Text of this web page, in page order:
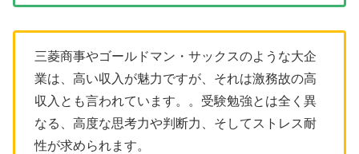
三菱商事やゴールドマン・サックスのような大企
業は、高い収入が魅力ですが、それは激務故の高
収入とも言われています。。受験勉強とは全く異
なる、高度な思考力や判断力、そしてストレス耐
性が求められます。